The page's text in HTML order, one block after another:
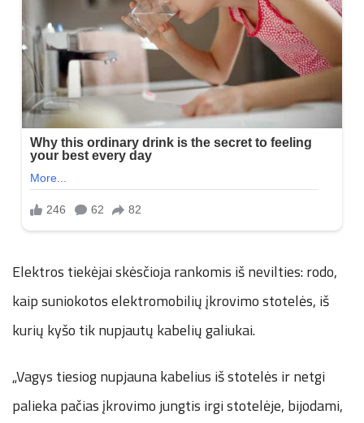
Elektros tiekėjai skėsčioja rankomis iš nevilties: rodo,
kaip suniokotos elektromobilių įkrovimo stotelės, iš
kurių kyšo tik nupjautų kabelių galiukai.
„Vagys tiesiog nupjauna kabelius iš stotelės ir netgi
palieka pačias įkrovimo jungtis irgi stotelėje, bijodami,